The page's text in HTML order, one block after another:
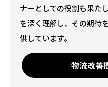
ナーとしての役割も果た
を深く理解し、その期待
供しています。
物流改善